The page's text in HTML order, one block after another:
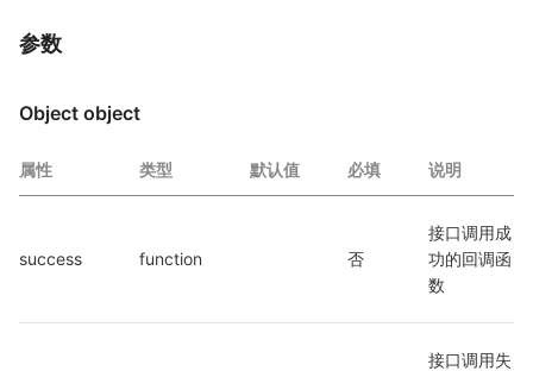
参数
Object object
属性 类型 默认值 必填 说明
success function 否
接口调用成
功的回调函
数
接口调用失